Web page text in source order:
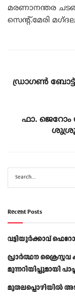
മരണാനന്തര
സെന്റ്.മേരി
ഡ്രാഗൺ
ഫാ.
Recent Posts
വട്ടിയൂർക്കാവ്
പ്രാര്‍ത്ഥന
മുന്നറിയിപ്പുമായി
മുതലപ്പൊഴിയിൽ